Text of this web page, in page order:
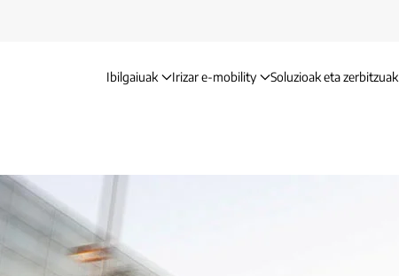
Ibilgaiuak Irizar e-mobility Soluzioak eta zerbitzuak